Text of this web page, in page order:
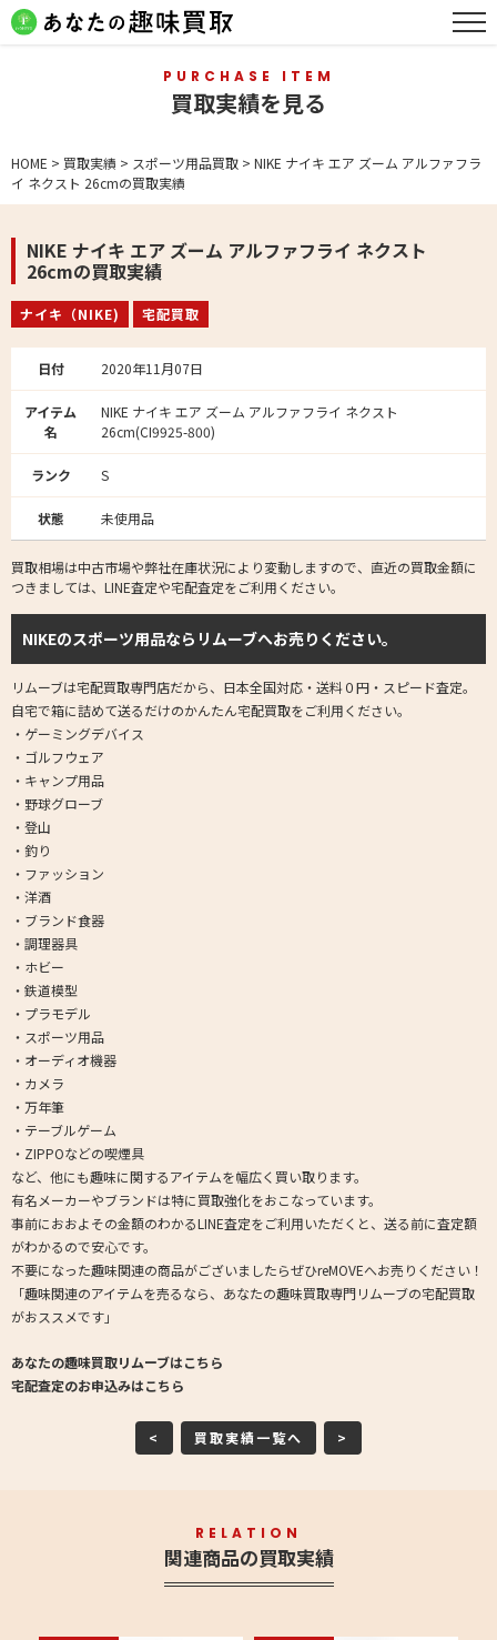
PURCHASE ITEM
買取実績を見る
HOME > 買取実績 > スポーツ用品買取 > NIKE ナイキ エア ズーム アルファフラ
イ ネクスト 26cmの買取実績
NIKE ナイキ エア ズーム アルファフライ ネクスト
26cmの買取実績
ナイキ（NIKE) 宅配買取
日付 2020年11月07日
アイテム
名
NIKE ナイキ エア ズーム アルファフライ ネクスト
26cm(CI9925-800)
ランク S
状態 未使用品
買取相場は中古市場や弊社在庫状況により変動しますので、直近の買取金額に
つきましては、LINE査定や宅配査定をご利用ください。
NIKEのスポーツ用品ならリムーブへお売りください。
リムーブは宅配買取専門店だから、日本全国対応・送料０円・スピード査定。
自宅で箱に詰めて送るだけのかんたん宅配買取をご利用ください。
・ゲーミングデバイス
・ゴルフウェア
・キャンプ用品
・野球グローブ
・登山
・釣り
・ファッション
・洋酒
・ブランド食器
・調理器具
・ホビー
・鉄道模型
・プラモデル
・スポーツ用品
・オーディオ機器
・カメラ
・万年筆
・テーブルゲーム
・ZIPPOなどの喫煙具
など、他にも趣味に関するアイテムを幅広く買い取ります。
有名メーカーやブランドは特に買取強化をおこなっています。
事前におおよその金額のわかるLINE査定をご利用いただくと、送る前に査定額
がわかるので安心です。
不要になった趣味関連の商品がございましたらぜひreMOVEへお売りください！
「趣味関連のアイテムを売るなら、あなたの趣味買取専門リムーブの宅配買取
がおススメです」
あなたの趣味買取リムーブはこちら
宅配査定のお申込みはこちら
< 買取実績一覧へ >
RELATION
関連商品の買取実績